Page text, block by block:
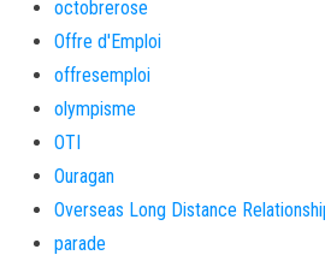
octobrerose
Offre d'Emploi
offresemploi
olympisme
OTI
Ouragan
Overseas Long Distance
parade